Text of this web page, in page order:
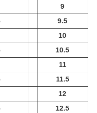
9
9.5
10
10.5
11
11.5
12
12.5